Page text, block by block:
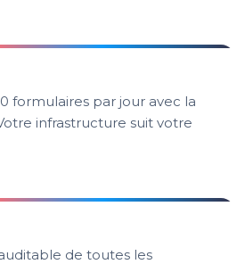
formulaires par jour avec la
infrastructure suit votre
de toutes les